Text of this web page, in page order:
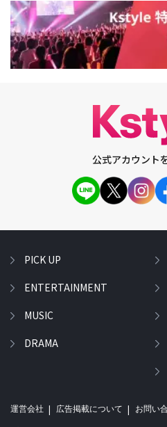
公式アカウント
PICK UP
ENTERTAINMENT
MUSIC
DRAMA
運営会社 広告掲載について お問い